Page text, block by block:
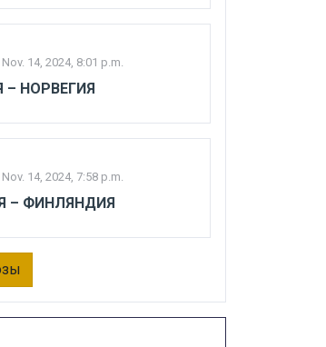
Nov. 14, 2024, 8:01 p.m.
– НОРВЕГИЯ
Nov. 14, 2024, 7:58 p.m.
– ФИНЛЯНДИЯ